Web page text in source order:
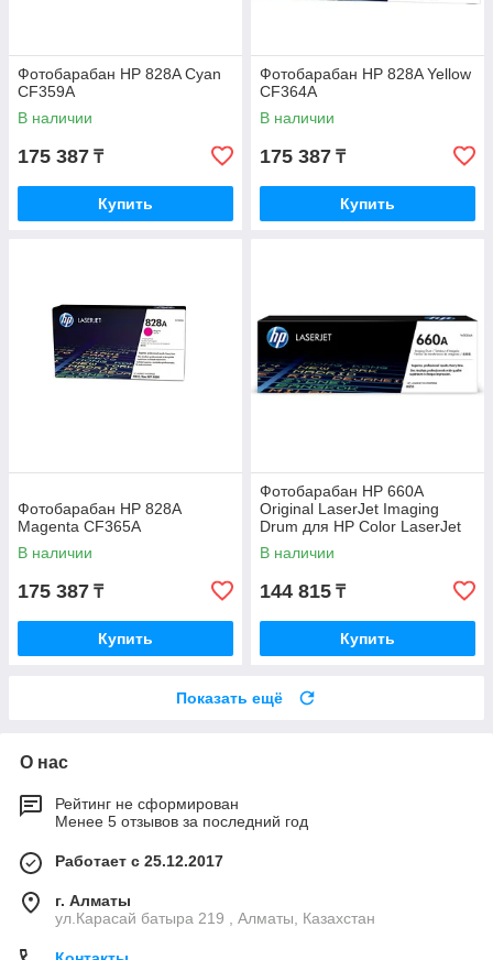
Фотобарабан HP 828A Cyan
CF359A
В наличии
175 387 ₸
Купить
Фотобарабан HP 828A Yellow
CF364A
В наличии
175 387 ₸
Купить
Фотобарабан HP 828A
Magenta CF365A
В наличии
175 387 ₸
Купить
Фотобарабан HP 660A
Original LaserJet Imaging
Drum для HP Color LaserJet
M751 W2004A
В наличии
144 815 ₸
Купить
Показать ещё
О нас
Рейтинг не сформирован
Менее 5 отзывов за последний год
Работает с 25.12.2017
г. Алматы
ул.Карасай батыра 219 , Алматы, Казахстан